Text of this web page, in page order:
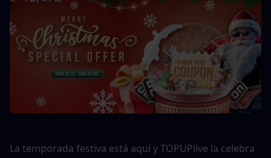
La temporada festiva está aquí y TOPUPlive la celebra